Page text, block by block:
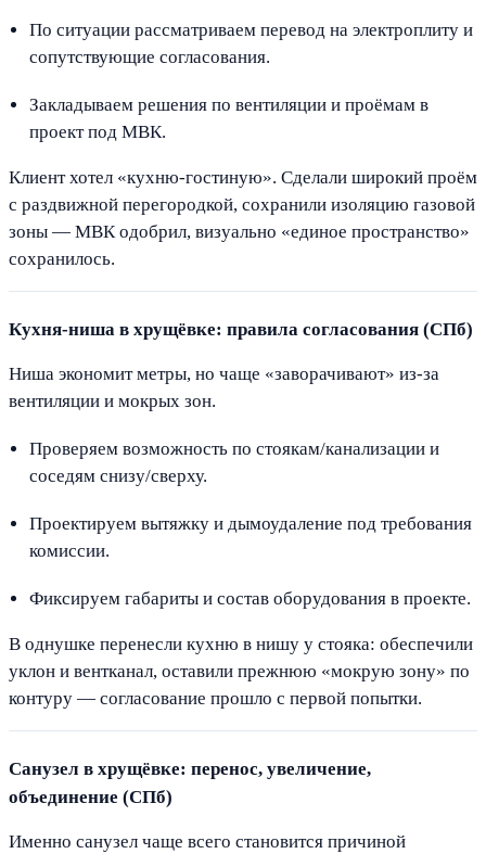
По ситуации рассматриваем перевод на электроплиту и
сопутствующие согласования.
Закладываем решения по вентиляции и проёмам в
проект под МВК.
Клиент хотел «кухню-гостиную». Сделали широкий проём
с раздвижной перегородкой, сохранили изоляцию газовой
зоны — МВК одобрил, визуально «единое пространство»
сохранилось.
Кухня-ниша в хрущёвке: правила согласования (СПб)
Ниша экономит метры, но чаще «заворачивают» из-за
вентиляции и мокрых зон.
Проверяем возможность по стоякам/канализации и
соседям снизу/сверху.
Проектируем вытяжку и дымоудаление под требования
комиссии.
Фиксируем габариты и состав оборудования в проекте.
В однушке перенесли кухню в нишу у стояка: обеспечили
уклон и вентканал, оставили прежнюю «мокрую зону» по
контуру — согласование прошло с первой попытки.
Санузел в хрущёвке: перенос, увеличение,
объединение (СПб)
Именно санузел чаще всего становится причиной